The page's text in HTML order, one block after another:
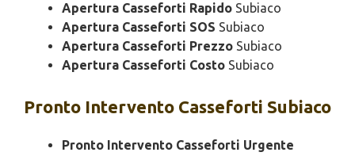
Apertura Casseforti Rapido Subiaco
Apertura Casseforti SOS Subiaco
Apertura Casseforti Prezzo Subiaco
Apertura Casseforti Costo Subiaco
Pronto Intervento Casseforti Subiaco
Pronto Intervento Casseforti Urgente